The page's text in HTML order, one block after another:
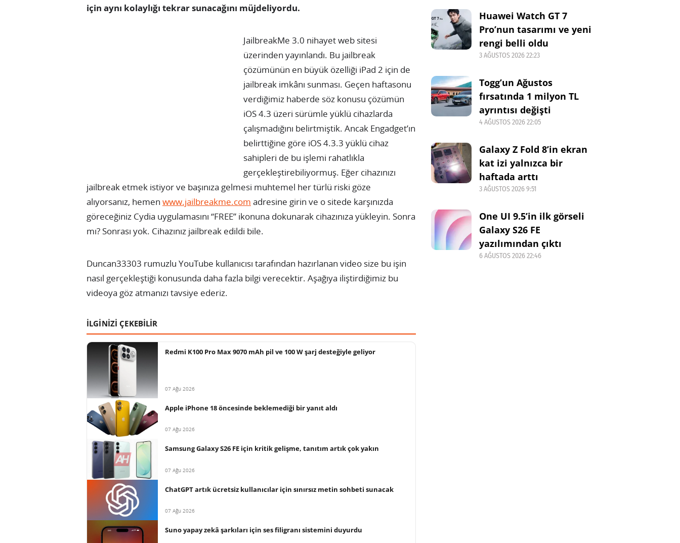
için aynı kolaylığı tekrar sunacağını müjdeliyordu.
JailbreakMe 3.0 nihayet web sitesi
üzerinden yayınlandı. Bu jailbreak
çözümünün en büyük özelliği iPad 2 için de
jailbreak imkânı sunması. Geçen haftasonu
verdiğimiz haberde söz konusu çözümün
iOS 4.3 üzeri sürümle yüklü cihazlarda
çalışmadığını belirtmiştik. Ancak Engadget’ın
belirttiğine göre iOS 4.3.3 yüklü cihaz
sahipleri de bu işlemi rahatlıkla
gerçekleştirebiliyormuş. Eğer cihazınızı
jailbreak etmek istiyor ve başınıza gelmesi muhtemel her türlü riski göze
alıyorsanız, hemen www.jailbreakme.com adresine girin ve o sitede karşınızda
göreceğiniz Cydia uygulamasını “FREE” ikonuna dokunarak cihazınıza yükleyin. Sonra
mı? Sonrası yok. Cihazınız jailbreak edildi bile.
Duncan33303 rumuzlu YouTube kullanıcısı tarafından hazırlanan video size bu işin
nasıl gerçekleştiği konusunda daha fazla bilgi verecektir. Aşağıya iliştirdiğimiz bu
videoya göz atmanızı tavsiye ederiz.
İLGİNİZİ ÇEKEBİLİR
Redmi K100 Pro Max 9070 mAh pil ve 100 W şarj desteğiyle geliyor
07 Ağu 2026
Apple iPhone 18 öncesinde beklemediği bir yanıt aldı
07 Ağu 2026
Samsung Galaxy S26 FE için kritik gelişme, tanıtım artık çok yakın
07 Ağu 2026
ChatGPT artık ücretsiz kullanıcılar için sınırsız metin sohbeti sunacak
07 Ağu 2026
Suno yapay zekâ şarkıları için ses filigranı sistemini duyurdu
Huawei Watch GT 7
Pro’nun tasarımı ve yeni
rengi belli oldu
3 AĞUSTOS 2026 22:23
Togg’un Ağustos
fırsatında 1 milyon TL
ayrıntısı değişti
4 AĞUSTOS 2026 22:05
Galaxy Z Fold 8’in ekran
kat izi yalnızca bir
haftada arttı
3 AĞUSTOS 2026 9:51
One UI 9.5’in ilk görseli
Galaxy S26 FE
yazılımından çıktı
6 AĞUSTOS 2026 22:46